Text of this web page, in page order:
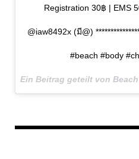
Registration 30฿ | EMS
@iaw8492x (มี@)
#beach #body